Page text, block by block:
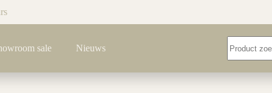
sale Nieuws
resultaten